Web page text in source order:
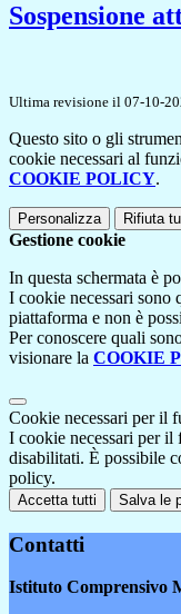
Sospensione
Ultima revisione il 07-10-
Questo sito o gli
cookie necessari al
COOKIE POLICY.
Personalizza Rifiuta
Gestione cookie
In questa schermata è
I cookie necessari sono
piattaforma e non è
Per conoscere quali
visionare la COOKIE
Cookie necessari per il
I cookie necessari per il
disabilitati. È possibile
policy.
Accetta tutti Salva le
Contatti
Istituto Comprensivo